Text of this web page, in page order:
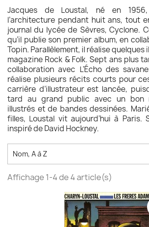
Jacques de Loustal, né en
l’architecture pendant huit ans, tout
journal du lycée de Sèvres, Cyclone.
qu’il publie son premier album, en
Topin. Parallèlement, il réalise quelques
magazine Rock & Folk. Sept ans plus
collaboration avec L’Écho des
réalise plusieurs récits courts pour
carrière d’illustrateur est lancée,
tard au grand public avec un bon
illustrés et de bandes dessinées.
filles, Loustal vit aujourd’hui à Paris.
inspiré de David Hockney.
Nom, A à Z
Affichage 1-4 de 4 article(s)